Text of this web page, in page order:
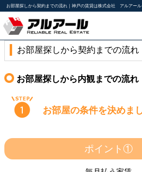
お部屋探しから契約までの流れ｜神戸の賃貸は株式会社 アルアール